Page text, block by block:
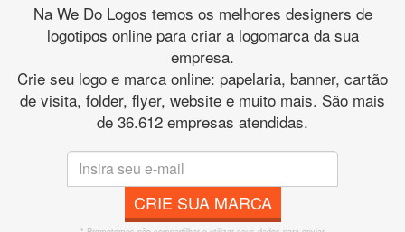
Na We Do Logos temos os melhores designers de
logotipos online para criar a logomarca da sua
empresa.
Crie seu logo e marca online: papelaria, banner, cartão
de visita, folder, flyer, website e muito mais. São mais
de 36.612 empresas atendidas.
CRIE SUA MARCA